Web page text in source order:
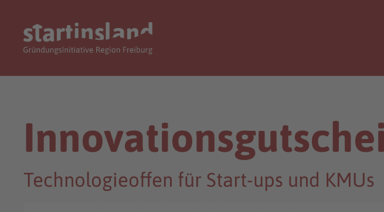
Technologieoffen für Start-ups und KMUs